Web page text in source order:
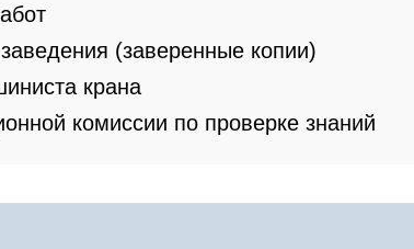
(заверенные копии)
крана
комиссии по проверке знаний